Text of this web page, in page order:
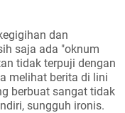
dan
saja ada "oknum
tidak terpuji dengan
melihat berita di lini
berbuat sangat tidak
sungguh ironis.